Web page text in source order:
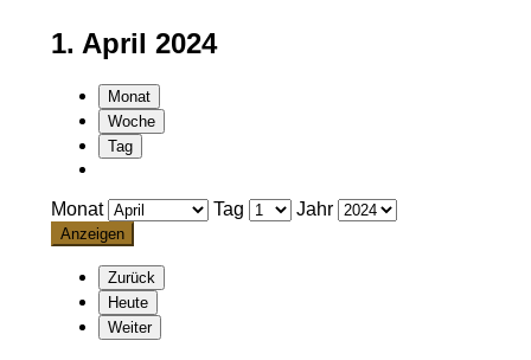
1. April 2024
Monat
Woche
Tag
Monat Tag Jahr
Zurück
Heute
Weiter